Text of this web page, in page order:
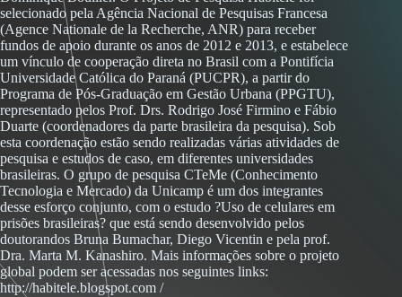
selecionado pela Agência Nacional de Pesquisas Francesa
(Agence Nationale de la Recherche, ANR) para receber
fundos de apoio durante os anos de 2012 e 2013, e estabelece
um vínculo de cooperação direta no Brasil com a Pontifícia
Universidade Católica do Paraná (PUCPR), a partir do
Programa de Pós-Graduação em Gestão Urbana (PPGTU),
representado pelos Prof. Drs. Rodrigo José Firmino e Fábio
Duarte (coordenadores da parte brasileira da pesquisa). Sob
esta coordenação estão sendo realizadas várias atividades de
pesquisa e estudos de caso, em diferentes universidades
brasileiras. O grupo de pesquisa CTeMe (Conhecimento
Tecnologia e Mercado) da Unicamp é um dos integrantes
desse esforço conjunto, com o estudo ?Uso de celulares em
prisões brasileiras? que está sendo desenvolvido pelos
doutorandos Bruna Bumachar, Diego Vicentin e pela prof.
Dra. Marta M. Kanashiro. Mais informações sobre o projeto
global podem ser acessadas nos seguintes links:
http://habitele.blogspot.com /